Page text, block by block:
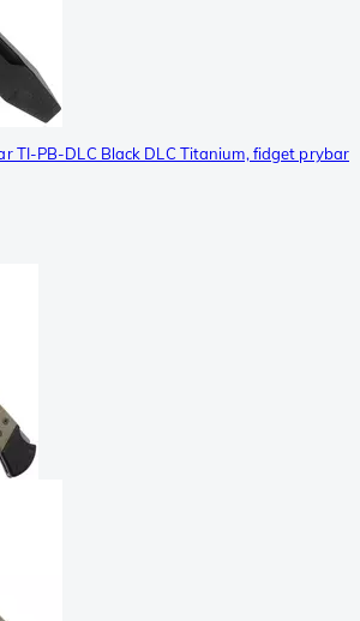
TI-PB-DLC Black DLC Titanium, fidget prybar